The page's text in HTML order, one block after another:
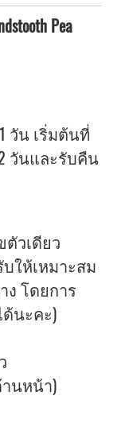
Pea
วัน เริ่มต้นที่
วันและรับคืน
ตัวเดียว
ให้เหมาะสม
โดยการ
ด้นะคะ)
านหน้า)